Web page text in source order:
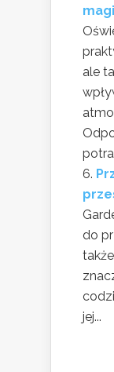
ale
do
jej...